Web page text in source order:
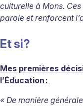
culturelle à Mons.
parole et renforcent
Et si?
Mes premières
l’Éducation :
« De manière